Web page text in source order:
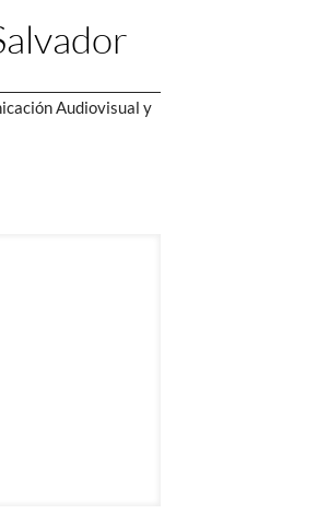
Audiovisual y